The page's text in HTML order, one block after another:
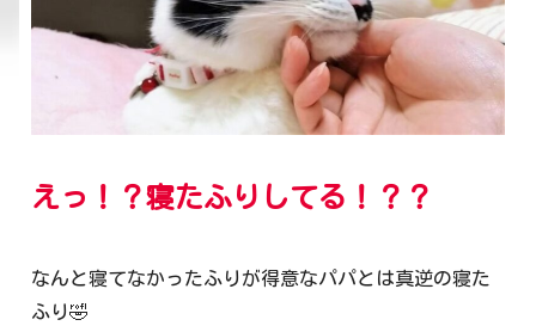
えっ！？寝たふりしてる！？？
なんと寝てなかったふりが得意なパパとは真逆の寝た
ふり🤣